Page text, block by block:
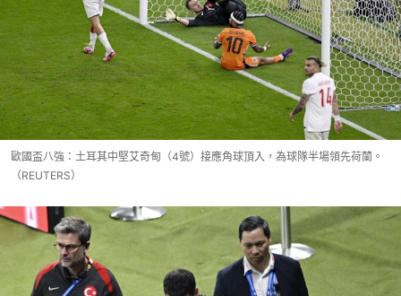
歐國盃八強：土耳其中堅艾奇甸（4號）接應角球頂入，為球隊半場領先荷蘭。
（REUTERS）